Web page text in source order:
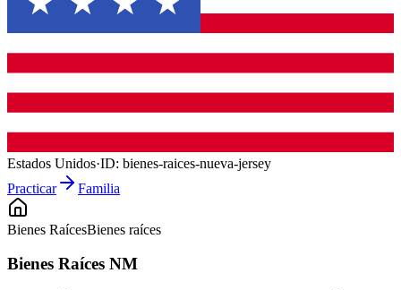
Estados Unidos·ID: bienes-raices-nueva-jersey
Practicar
Familia
Bienes RaícesBienes raíces
Bienes Raíces NM